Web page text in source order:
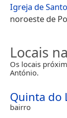
Igreja de
noroeste de
Locais
Os locais
António.
Quinta do
bairro